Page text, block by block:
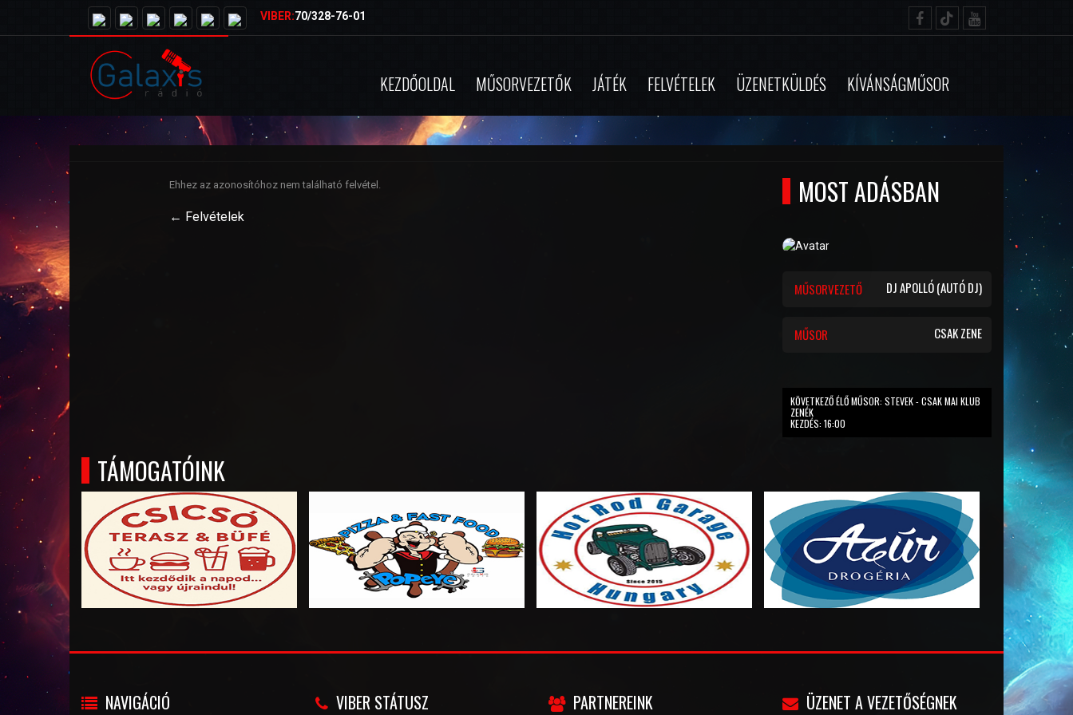
VIBER:70/328-76-01
KEZDŐOLDAL MŰSORVEZETŐK JÁTÉK FELVÉTELEK ÜZENETKÜLDÉS KÍVÁNSÁGMŰSOR
Ehhez az azonosítóhoz nem található felvétel.
← Felvételek
MOST ADÁSBAN
MŰSORVEZETŐ DJ APOLLÓ (AUTÓ DJ)
MŰSOR CSAK ZENE
KÖVETKEZŐ ÉLŐ MŰSOR: STEVEK - CSAK MAI KLUB
ZENÉK
KEZDÉS: 16:00
TÁMOGATÓINK
NAVIGÁCIÓ VIBER STÁTUSZ PARTNEREINK ÜZENET A VEZETŐSÉGNEK